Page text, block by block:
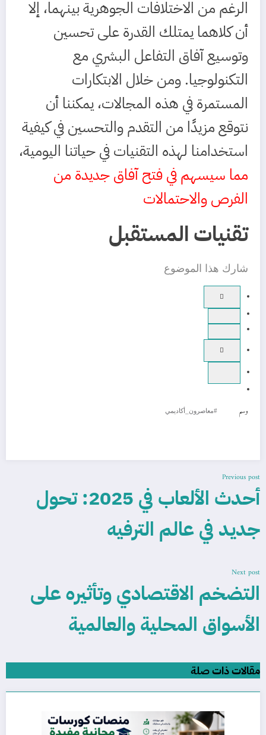
الرغم من الاختلافات الجوهرية بينهما، إلا
أن كلاهما يمتلك القدرة على تحسين
وتوسيع آفاق التفاعل البشري مع
التكنولوجيا. ومن خلال الابتكارات
المستمرة في هذه المجالات، يمكننا أن
نتوقع مزيدًا من التقدم والتحسين في كيفية
استخدامنا لهذه التقنيات في حياتنا اليومية،
مما سيسهم في فتح آفاق جديدة من
الفرص والاحتمالات
تقنيات المستقبل
شارك هذا الموضوع
وسم #معاصرون_أكاديمي
Previous post
أحدث الألعاب في 2025: تحول
جديد في عالم الترفيه
Next post
التضخم الاقتصادي وتأثيره على
الأسواق المحلية والعالمية
مقالات ذات صلة